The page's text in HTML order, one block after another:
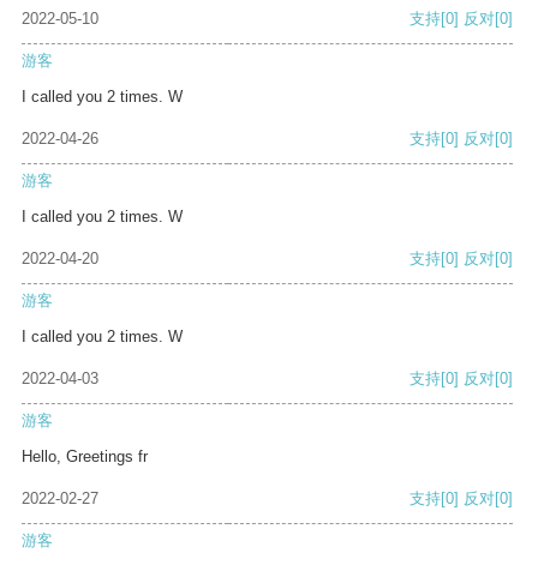
2022-05-10 支持[0] 反对[0]
游客
I called you 2 times. W
2022-04-26 支持[0] 反对[0]
游客
I called you 2 times. W
2022-04-20 支持[0] 反对[0]
游客
I called you 2 times. W
2022-04-03 支持[0] 反对[0]
游客
Hello, Greetings fr
2022-02-27 支持[0] 反对[0]
游客